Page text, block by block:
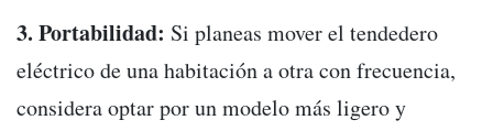
3. Portabilidad: Si planeas mover el tendedero
eléctrico de una habitación a otra con frecuencia,
considera optar por un modelo más ligero y